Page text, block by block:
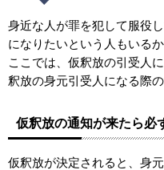
身近な人が罪を犯して服役
になりたいという人もいるか
ここでは、仮釈放の引受人
釈放の身元引受人になる際
仮釈放の通知が来たら必
仮釈放が決定されると、身